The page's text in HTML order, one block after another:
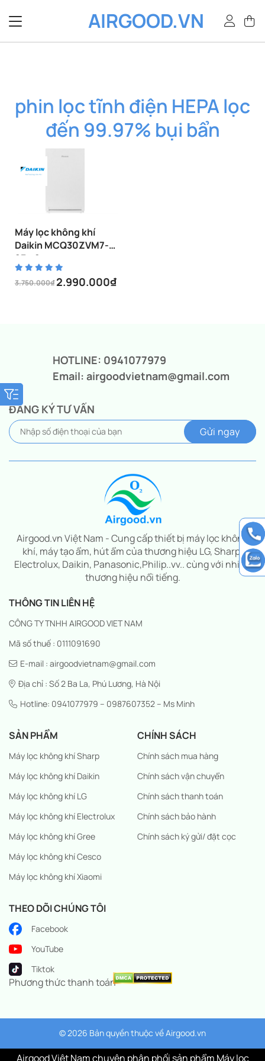
qua
dung
AIRGOOD.VN
phin lọc tĩnh điện HEPA lọc
đến 99.97% bụi bẩn
Máy lọc không khí
Daikin MCQ30ZVM7-P
23m2
3.750.000₫ 2.990.000₫
HOTLINE: 0941077979
Email: airgoodvietnam@gmail.com
ĐĂNG KÝ TƯ VẤN
Airgood.vn Việt Nam - Cung cấp thiết bị máy lọc không
khí, máy tạo ẩm, hút ẩm của thương hiệu LG, Sharp,
Electrolux, Daikin, Panasonic,Philip..vv.. cùng với nhiều
thương hiệu nổi tiếng.
THÔNG TIN LIÊN HỆ
CÔNG TY TNHH AIRGOOD VIET NAM
Mã số thuế : 0111091690
E-mail : airgoodvietnam@gmail.com
Địa chỉ : Số 2 Ba La, Phú Lương, Hà Nội
Hotline: 0941077979 – 0987607352 – Ms Minh
SẢN PHẨM
Máy lọc không khí Sharp
Máy lọc không khí Daikin
Máy lọc không khí LG
Máy lọc không khí Electrolux
Máy lọc không khí Gree
Máy lọc không khí Cesco
Máy lọc không khí Xiaomi
CHÍNH SÁCH
Chính sách mua hàng
Chính sách vận chuyển
Chính sách thanh toán
Chính sách bảo hành
Chính sách ký gửi/ đặt cọc
THEO DÕI CHÚNG TÔI
Facebook
YouTube
Tiktok
Phương thức thanh toán
© 2026 Bản quyền thuộc vềAirgood.vn
Airgood Việt Nam chuyên phân phối sản phẩm Máy lọc